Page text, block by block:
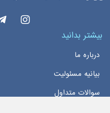
بیشتر بدانید
درباره ما
بیانیه مسئولیت
سوالات متداول